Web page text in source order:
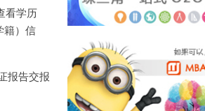
看学历
籍）信
报告交报